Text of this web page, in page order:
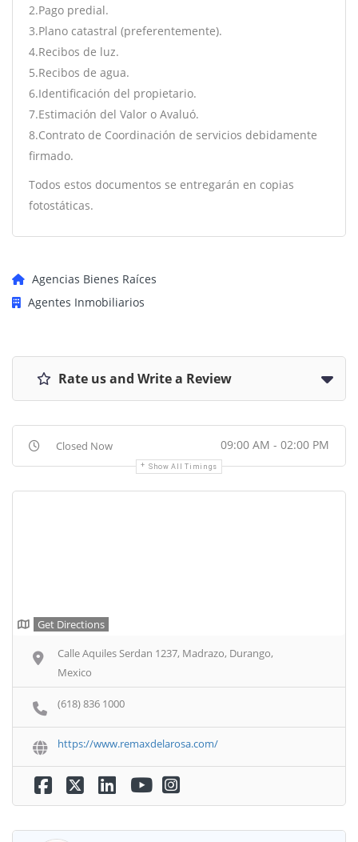
2.Pago predial.
3.Plano catastral (preferentemente).
4.Recibos de luz.
5.Recibos de agua.
6.Identificación del propietario.
7.Estimación del Valor o Avaluó.
8.Contrato de Coordinación de servicios debidamente
firmado.
Todos estos documentos se entregarán en copias
fotostáticas.
Agencias Bienes Raíces
Agentes Inmobiliarios
Rate us and Write a Review
Closed Now 09:00 AM - 02:00 PM
Show All Timings
Get Directions
Calle Aquiles Serdan 1237, Madrazo, Durango,
Mexico
(618) 836 1000
https://www.remaxdelarosa.com/